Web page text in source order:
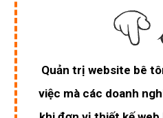
Quản trị website bê
việc mà các doanh